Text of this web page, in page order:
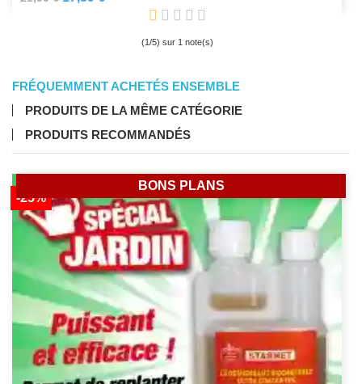
(1/5) sur 1note(s)
FRÉQUEMMENT ACHETÉS ENSEMBLE
PRODUITS DE LA MÊME CATÉGORIE
PRODUITS RECOMMANDÉS
-25%
BONS PLANS